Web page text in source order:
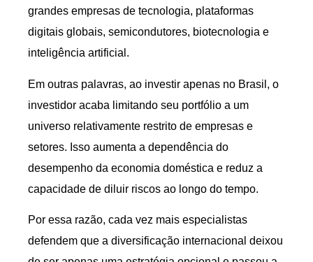
grandes empresas de tecnologia, plataformas
digitais globais, semicondutores, biotecnologia e
inteligência artificial.
Em outras palavras, ao investir apenas no Brasil, o
investidor acaba limitando seu portfólio a um
universo relativamente restrito de empresas e
setores. Isso aumenta a dependência do
desempenho da economia doméstica e reduz a
capacidade de diluir riscos ao longo do tempo.
Por essa razão, cada vez mais especialistas
defendem que a diversificação internacional deixou